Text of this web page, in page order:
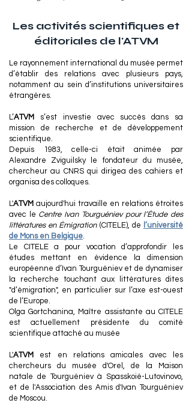
Les activités scientifiques et
éditoriales de l'ATVM
Le rayonnement international du musée permet
d’établir des relations avec plusieurs pays,
notamment au sein d’institutions universitaires
étrangères.
L’ATVM
s’est investie avec succès dans sa
mission de recherche et de développement
scientifique.
Depuis 1983, celle-ci était animée par
Alexandre Zviguilsky le fondateur du musée,
chercheur au CNRS qui dirigea des cahiers et
organisa des colloques.
L'ATVM aujourd'hui travaille en relations étroites
avec le Centre Ivan Tourguéniev pour l’Étude des
littératures en Émigration(CITELE), de l’université
de Mons en Belgique.
Le CITELE a pour vocation d’approfondir les
études mettant en évidence la dimension
européenne d’Ivan Tourguéniev et de dynamiser
la recherche touchant aux littératures dites
"d’émigration", en particulier sur l’axe est-ouest
de l’Europe.
Olga Gortchanina, Maître assistante au CITELE
est actuellement présidente du comité
scientifique attaché au musée
L'ATVM
est en relations amicales avec les
chercheurs du musée d'Orel, de la Maison
natale de Tourguéniev à Spasskoié-Lutovinovo,
et de l'Association des Amis d'Ivan Tourguéniev
de Moscou.